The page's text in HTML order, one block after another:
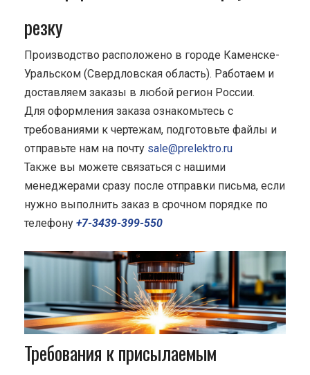
резку
Производство расположено в городе Каменске-
Уральском (Свердловская область). Работаем и
доставляем заказы в любой регион России.
Для оформления заказа ознакомьтесь с
требованиями к чертежам, подготовьте файлы и
отправьте нам на почту sale@prelektro.ru
Также вы можете связаться с нашими
менеджерами сразу после отправки письма, если
нужно выполнить заказ в срочном порядке по
телефону +7-3439-399-550
Требования к присылаемым